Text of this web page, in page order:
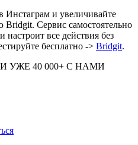
Инстаграм и увеличивайте
Сервис самостоятельно
настроит все действия без
бесплатно -> Bridgit.
УЖЕ 40 000+ С НАМИ